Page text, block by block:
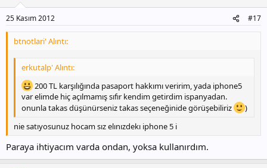
25 Kasım 2012 #17
btnotlari' Alıntı:
erkutalp' Alıntı:
200 TL karşılığında pasaport hakkımı veririm, yada iphone5
var elimde hiç açılmamış sıfır kendim getirdim ispanyadan.
onunla takas düşünürseniz takas seçeneğinide görüşebiliriz
)
nie satıyosunuz hocam sız elınızdekı iphone 5 i
Paraya ihtiyacım varda ondan, yoksa kullanırdım.